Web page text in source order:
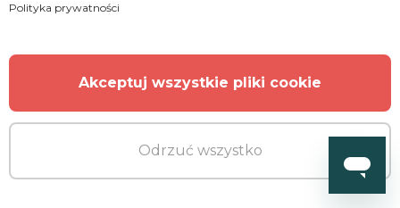
Polityka prywatności
Akceptuj wszystkie pliki cookie
Odrzuć wszystko